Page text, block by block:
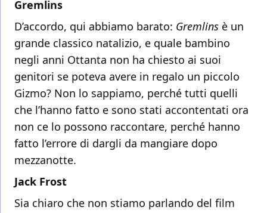
Gremlins
D’accordo, qui abbiamo barato: Gremlins è un
grande classico natalizio, e quale bambino
negli anni Ottanta non ha chiesto ai suoi
genitori se poteva avere in regalo un piccolo
Gizmo? Non lo sappiamo, perché tutti quelli
che l’hanno fatto e sono stati accontentati ora
non ce lo possono raccontare, perché hanno
fatto l’errore di dargli da mangiare dopo
mezzanotte.
Jack Frost
Sia chiaro che non stiamo parlando del film